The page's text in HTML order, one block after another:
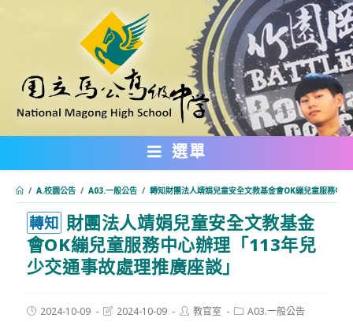
內
選單
/ A.校園公告 / A03.一般公告 / 轉知財團法人靖娟兒童安全文教基金會OK繃兒童服務中
轉知 財團法人靖娟兒童安全文教基金
會OK繃兒童服務中心辦理「113年兒
少交通事故處理推廣座談」
Post2024-10-09
Post2024-10-09
Post教官室
PostA03.一般公告